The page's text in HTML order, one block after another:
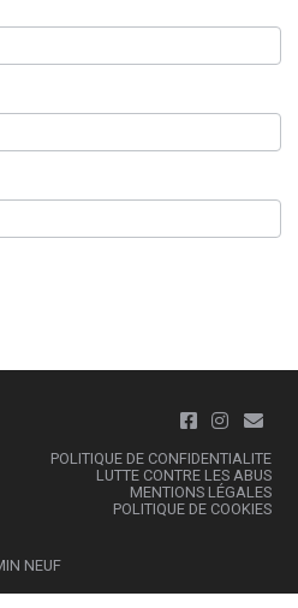
NEUF
POLITIQUE DE CONFIDENTIALITE
LUTTE CONTRE LES ABUS
MENTIONS LÉGALES
POLITIQUE DE COOKIES